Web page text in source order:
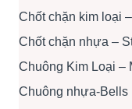
Chốt chặn kim loại
Chốt chặn nhựa –
Chuông Kim Loại –
Chuông nhựa-Bells